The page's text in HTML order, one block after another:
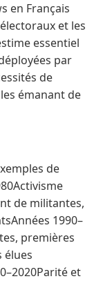
en Français
et les
essentiel
par
de
émanant de
de
de militantes,
1990–
premières
élues
et